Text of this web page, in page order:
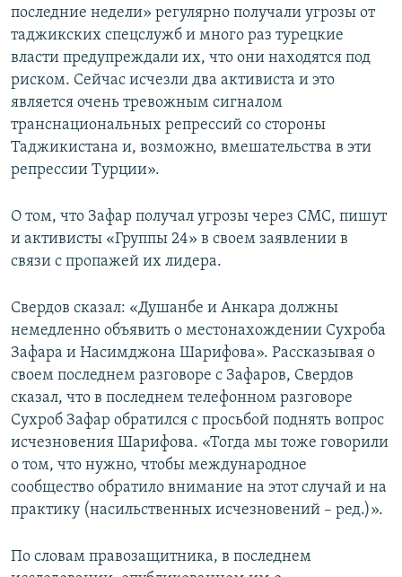
последние недели» регулярно получали угрозы от
таджикских спецслужб и много раз турецкие
власти предупреждали их, что они находятся под
риском. Сейчас исчезли два активиста и это
является очень тревожным сигналом
транснациональных репрессий со стороны
Таджикистана и, возможно, вмешательства в эти
репрессии Турции».
О том, что Зафар получал угрозы через СМС, пишут
и активисты «Группы 24» в своем заявлении в
связи с пропажей их лидера.
Свердов сказал: «Душанбе и Анкара должны
немедленно объявить о местонахождении Сухроба
Зафара и Насимджона Шарифова». Рассказывая о
своем последнем разговоре с Зафаров, Свердов
сказал, что в последнем телефонном разговоре
Сухроб Зафар обратился с просьбой поднять вопрос
исчезновения Шарифова. «Тогда мы тоже говорили
о том, что нужно, чтобы международное
сообщество обратило внимание на этот случай и на
практику (насильственных исчезновений – ред.)».
По словам правозащитника, в последнем